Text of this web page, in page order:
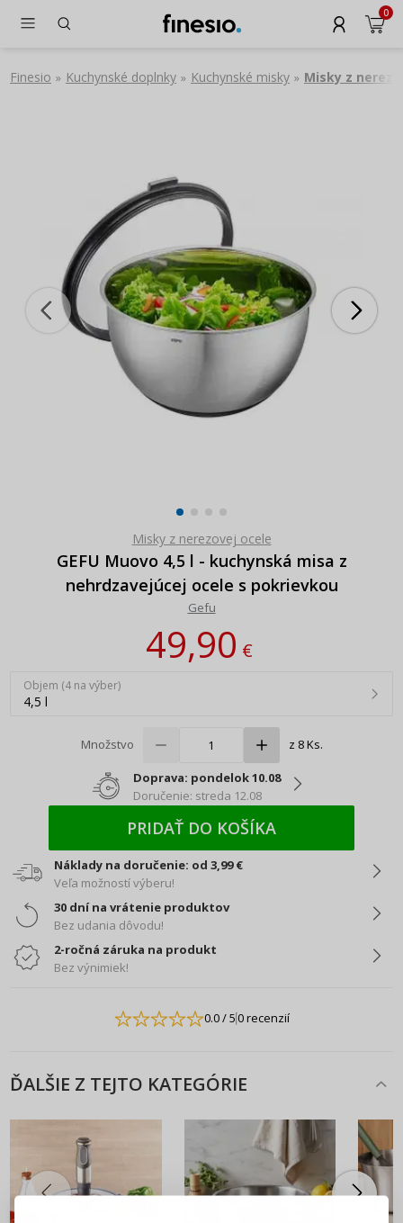
0
Finesio » Kuchynské doplnky » Kuchynské misky » Misky z
Misky z nerezovej ocele
GEFU Muovo 4,5 l - kuchynská misa z
nehrdzavejúcej ocele s pokrievkou
Gefu
49,90€
Objem (4 na výber)
4,5 l
Množstvo z 8 Ks.
Doprava: pondelok 10.08
Doručenie: streda 12.08
PRIDAŤ DO KOŠÍKA
Náklady na doručenie: od 3,99 €
Veľa možností výberu!
30 dní na vrátenie produktov
Bez udania dôvodu!
2-ročná záruka na produkt
Bez výnimiek!
0.0/ 50 recenzií
ĎALŠIE Z TEJTO KATEGÓRIE
PRIHLÁSENIE REGISTRÁCIA